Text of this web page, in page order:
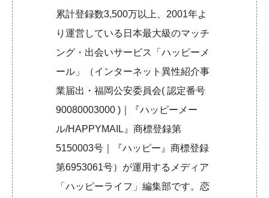
累計登録数3,500万以上、2001年よ
り運営している日本最大級のマッチ
ング・出会いサービス「ハッピーメ
ール」（インターネット異性紹介事
業届出・福岡公安委員会( 認定番号
90080003000 )｜『ハッピーメー
ル/HAPPYMAIL』商標登録第
5150003号｜『ハッピー』商標登録
第6953061号）が運用するメディア
「ハッピーライフ」編集部です。恋